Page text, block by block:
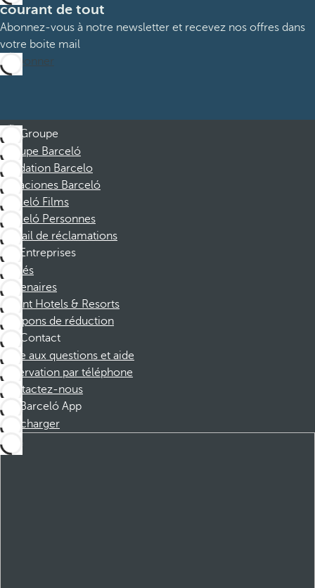
courant de tout
Abonnez-vous à notre newsletter et recevez nos offres dans
votre boite mail
M’abonner
Groupe
Groupe Barceló
Fondation Barcelo
Vacaciones Barceló
Barceló Films
Barceló Personnes
Portail de réclamations
Entreprises
Affiliés
Partenaires
Dorint Hotels & Resorts
Coupons de réduction
Contact
Foire aux questions et aide
Réservation par téléphone
Contactez-nous
Barceló App
Télécharger